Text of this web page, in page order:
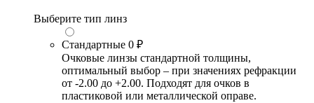
Выберите тип линз
Стандартные 0 ₽
Очковые линзы стандартной толщины,
оптимальный выбор – при значениях рефракции
от -2.00 до +2.00. Подходят для очков в
пластиковой или металлической оправе.